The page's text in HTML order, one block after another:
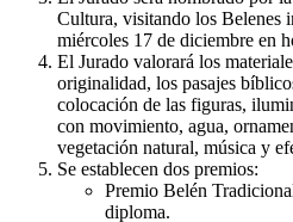
Cultura, visitando los Belenes
miércoles 17 de diciembre en
El Jurado valorará los
originalidad, los pasajes
colocación de las figuras,
con movimiento, agua,
vegetación natural, música y
Se establecen dos premios:
Premio Belén
diploma.